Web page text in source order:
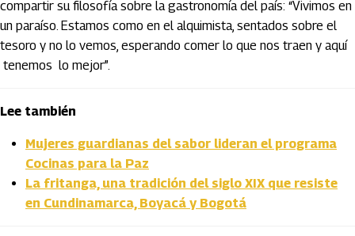
compartir su filosofía sobre la gastronomía del país: “Vivimos en
un paraíso. Estamos como en el alquimista, sentados sobre el
tesoro y no lo vemos, esperando comer lo que nos traen y aquí
tenemos lo mejor”.
Lee también
Mujeres guardianas del sabor lideran el programa
Cocinas para la Paz
La fritanga, una tradición del siglo XIX que resiste
en Cundinamarca, Boyacá y Bogotá